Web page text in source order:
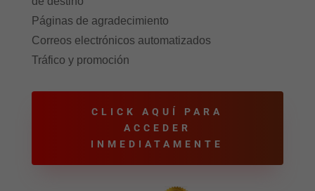
Páginas de agradecimiento
Correos electrónicos automatizados
Tráfico y promoción
CLICK AQUÍ PARA
ACCEDER
INMEDIATAMENTE